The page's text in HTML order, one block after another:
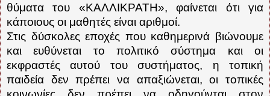
θύματα του «ΚΑΛΛΙΚΡΑΤΗ», φαίνεται ότι για
κάποιους οι μαθητές είναι αριθμοί.
Στις δύσκολες εποχές που καθημερινά βιώνουμε
και ευθύνεται το πολιτικό σύστημα και οι
εκφραστές αυτού του συστήματος, η τοπική
παιδεία δεν πρέπει να απαξιώνεται, οι τοπικές